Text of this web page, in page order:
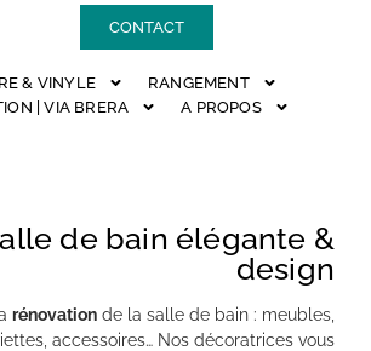
CONTACT
& VINYLE
RANGEMENT
| VIA BRERA
A PROPOS
de bain élégante &
design
rénovationde la salle de bain : meubles,
accessoires… Nos décoratrices vous